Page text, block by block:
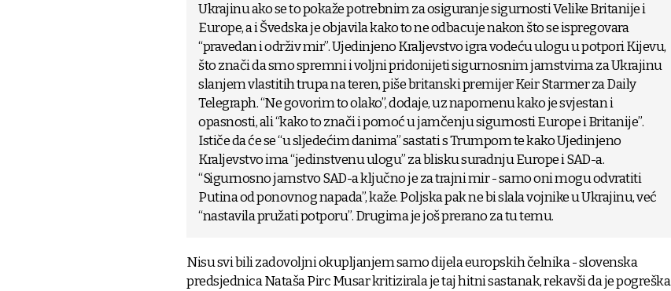
Ukrajinu ako se to pokaže potrebnim za osiguranje sigurnosti Velike Britanije i
Europe, a i Švedska je objavila kako to ne odbacuje nakon što se ispregovara
“pravedan i održiv mir”. Ujedinjeno Kraljevstvo igra vodeću ulogu u potpori Kijevu,
što znači da smo spremni i voljni pridonijeti sigurnosnim jamstvima za Ukrajinu
slanjem vlastitih trupa na teren, piše britanski premijer Keir Starmer za Daily
Telegraph. “Ne govorim to olako”, dodaje, uz napomenu kako je svjestan i
opasnosti, ali “kako to znači i pomoć u jamčenju sigurnosti Europe i Britanije”.
Ističe da će se “u sljedećim danima” sastati s Trumpom te kako Ujedinjeno
Kraljevstvo ima “jedinstvenu ulogu” za blisku suradnju Europe i SAD-a.
“Sigurnosno jamstvo SAD-a ključno je za trajni mir - samo oni mogu odvratiti
Putina od ponovnog napada”, kaže. Poljska pak ne bi slala vojnike u Ukrajinu, već
“nastavila pružati potporu”. Drugima je još prerano za tu temu.
Nisu svi bili zadovoljni okupljanjem samo dijela europskih čelnika - slovenska
predsjednica Nataša Pirc Musar kritizirala je taj hitni sastanak, rekavši da je pogreška